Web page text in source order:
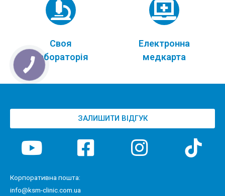
Своя
лабораторія
Електронна
медкарта
ЗАЛИШИТИ ВІДГУК
Корпоративна пошта:
info@ksm-clinic.com.ua